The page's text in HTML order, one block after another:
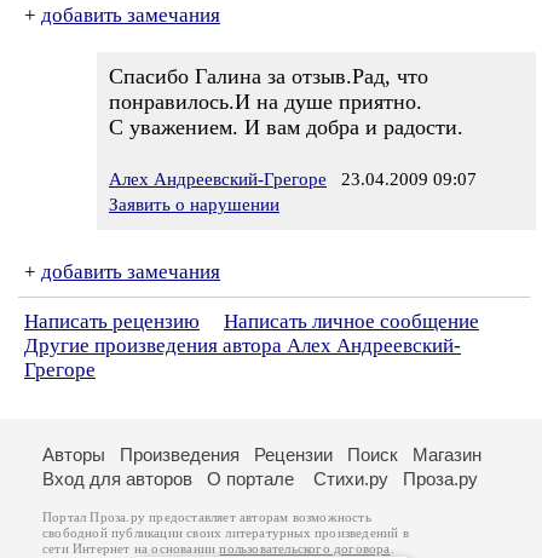
+ добавить замечания
Cпасибо Галина за отзыв.Рад, что
понравилось.И на душе приятно.
С уважением. И вам добра и радости.
Алех Андреевский-Грегоре 23.04.2009 09:07
Заявить о нарушении
+ добавить замечания
Написать рецензию
Написать личное сообщение
Другие произведения автора Алех Андреевский-
Грегоре
Авторы Произведения Рецензии Поиск
Магазин
Вход для авторов
О портале Стихи.ру Проза.ру
Портал Проза.ру предоставляет авторам возможность
свободной публикации своих литературных произведений в
сети Интернет на основаниипользовательского договора